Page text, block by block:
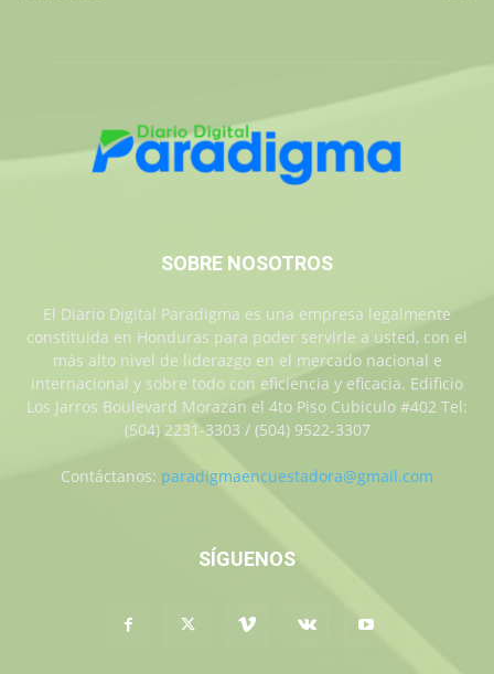
SOBRE NOSOTROS
El Diario Digital Paradigma es una empresa legalmente
constituida en Honduras para poder servirle a usted, con el
más alto nivel de liderazgo en el mercado nacional e
internacional y sobre todo con eficiencia y eficacia. Edificio
Los Jarros Boulevard Morazan el 4to Piso Cubiculo #402 Tel:
(504) 2231-3303 / (504) 9522-3307
Contáctanos: paradigmaencuestadora@gmail.com
SÍGUENOS